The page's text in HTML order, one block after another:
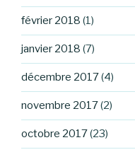
février 2018 (1)
janvier 2018 (7)
décembre 2017(4)
novembre 2017(2)
octobre 2017(23)